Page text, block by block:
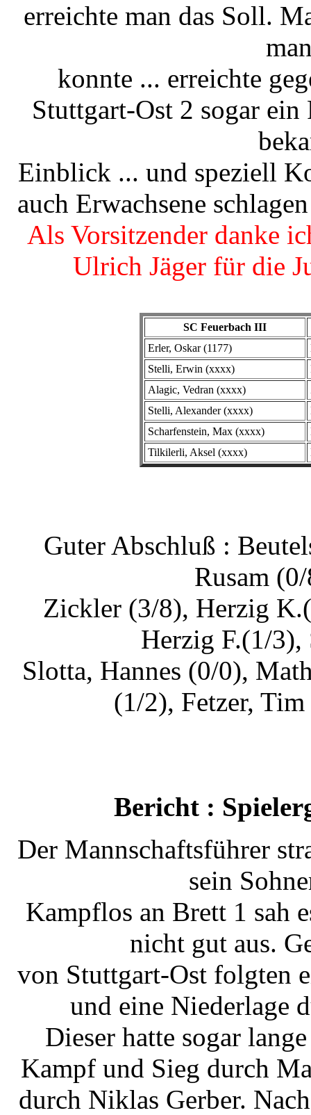
erreichte man das Soll.
konnte ... erreichte
Stuttgart-Ost 2 sogar
Einblick ... und speziell
auch Erwachsene
Als Vorsitzender danke
Ulrich Jäger für die
SC Feuerbach III
Erler, Oskar (1177)
Stelli, Erwin (xxxx)
Alagic, Vedran (xxxx)
Stelli, Alexander (xxxx)
Scharfenstein, Max (xxxx)
Tilkilerli, Aksel (xxxx)
Guter Abschluß :
Rusam
Zickler (3/8), Herzig
Herzig F.(1/3),
Slotta, Hannes (0/0),
(1/2), Fetzer,
Bericht :
Der Mannschaftsführer
sein
Kampflos an Brett 1 sah
nicht gut aus.
von Stuttgart-Ost folgten
und eine Niederlage
Dieser hatte sogar
Kampf und Sieg durch
durch Niklas Gerber.